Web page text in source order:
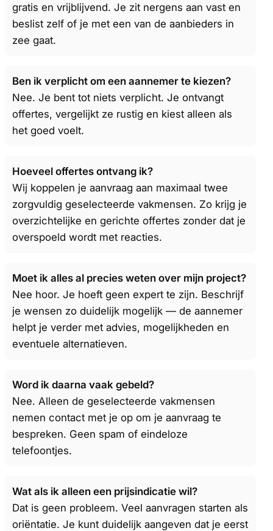
gratis en vrijblijvend. Je zit nergens aan vast en
beslist zelf of je met een van de aanbieders in
zee gaat.
Ben ik verplicht om een aannemer te kiezen?
Nee. Je bent tot niets verplicht. Je ontvangt
offertes, vergelijkt ze rustig en kiest alleen als
het goed voelt.
Hoeveel offertes ontvang ik?
Wij koppelen je aanvraag aan maximaal twee
zorgvuldig geselecteerde vakmensen. Zo krijg je
overzichtelijke en gerichte offertes zonder dat je
overspoeld wordt met reacties.
Moet ik alles al precies weten over mijn project?
Nee hoor. Je hoeft geen expert te zijn. Beschrijf
je wensen zo duidelijk mogelijk — de aannemer
helpt je verder met advies, mogelijkheden en
eventuele alternatieven.
Word ik daarna vaak gebeld?
Nee. Alleen de geselecteerde vakmensen
nemen contact met je op om je aanvraag te
bespreken. Geen spam of eindeloze
telefoontjes.
Wat als ik alleen een prijsindicatie wil?
Dat is geen probleem. Veel aanvragen starten als
oriëntatie. Je kunt duidelijk aangeven dat je eerst